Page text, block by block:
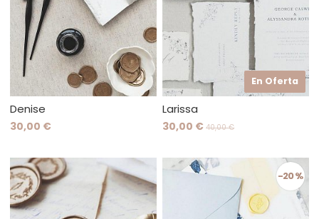
Denise
30,00 €
En Oferta
Larissa
30,00 €40,00 €
-20 %